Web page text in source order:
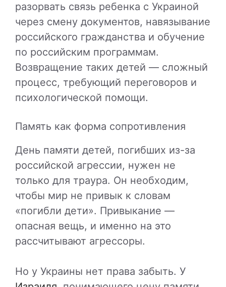
разорвать связь ребенка с Украиной
через смену документов, навязывание
российского гражданства и обучение
по российским программам.
Возвращение таких детей — сложный
процесс, требующий переговоров и
психологической помощи.
Память как форма сопротивления
День памяти детей, погибших из-за
российской агрессии, нужен не
только для траура. Он необходим,
чтобы мир не привык к словам
«погибли дети». Привыкание —
опасная вещь, и именно на это
рассчитывают агрессоры.
Но у Украины нет права забыть. У